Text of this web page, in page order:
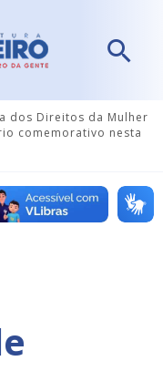
dos Direitos da Mulher
comemorativo nesta